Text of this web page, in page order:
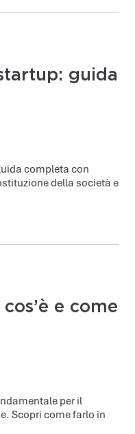
guida
completa con
della società e
e come
per il
Scopri come farlo in